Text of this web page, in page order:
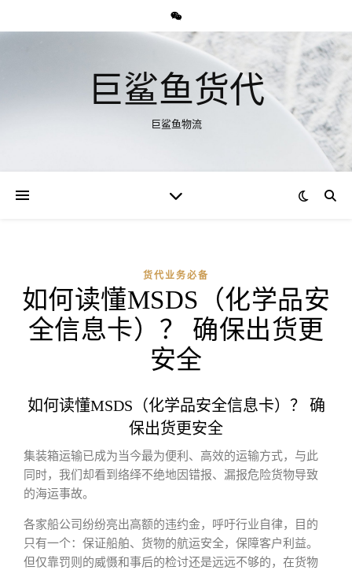
巨鲨鱼货代
巨鲨鱼物流
货代业务必备
如何读懂MSDS（化学品安
全信息卡）？ 确保出货更
安全
如何读懂MSDS（化学品安全信息卡）？ 确
保出货更安全
集装箱运输已成为当今最为便利、高效的运输方式，与此
同时，我们却看到络绎不绝地因错报、漏报危险货物导致
的海运事故。
各家船公司纷纷亮出高额的违约金，呼吁行业自律，目的
只有一个：保证船舶、货物的航运安全，保障客户利益。
但仅靠罚则的威慑和事后的检讨还是远远不够的，在货物